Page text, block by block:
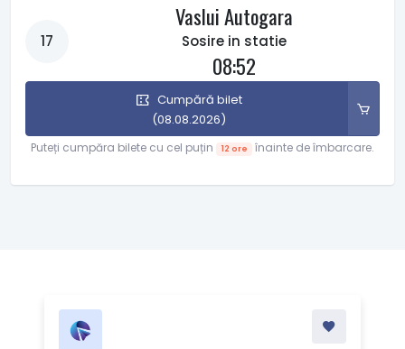
17
Vaslui Autogara
Sosire in statie
08:52
Cumpără bilet
(08.08.2026)
Puteți cumpăra bilete cu cel puțin 12 ore înainte de îmbarcare.